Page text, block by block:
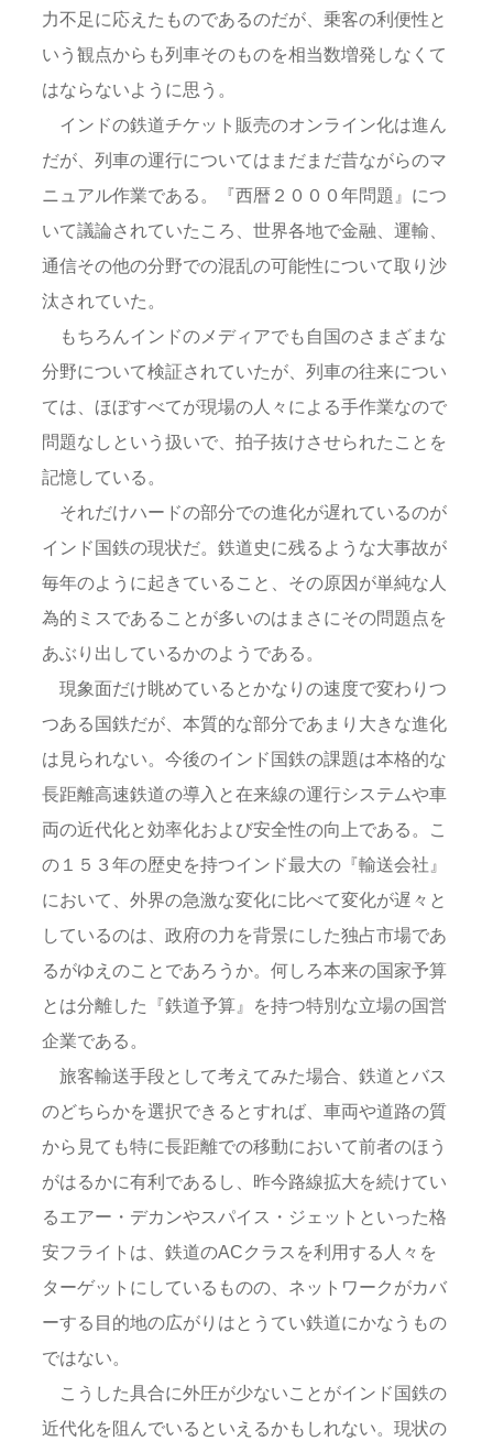
力不足に応えたものであるのだが、乗客の利便性と
いう観点からも列車そのものを相当数増発しなくて
はならないように思う。
インドの鉄道チケット販売のオンライン化は進ん
だが、列車の運行についてはまだまだ昔ながらのマ
ニュアル作業である。『西暦２０００年問題』につ
いて議論されていたころ、世界各地で金融、運輸、
通信その他の分野での混乱の可能性について取り沙
汰されていた。
もちろんインドのメディアでも自国のさまざまな
分野について検証されていたが、列車の往来につい
ては、ほぼすべてが現場の人々による手作業なので
問題なしという扱いで、拍子抜けさせられたことを
記憶している。
それだけハードの部分での進化が遅れているのが
インド国鉄の現状だ。鉄道史に残るような大事故が
毎年のように起きていること、その原因が単純な人
為的ミスであることが多いのはまさにその問題点を
あぶり出しているかのようである。
現象面だけ眺めているとかなりの速度で変わりつ
つある国鉄だが、本質的な部分であまり大きな進化
は見られない。今後のインド国鉄の課題は本格的な
長距離高速鉄道の導入と在来線の運行システムや車
両の近代化と効率化および安全性の向上である。こ
の１５３年の歴史を持つインド最大の『輸送会社』
において、外界の急激な変化に比べて変化が遅々と
しているのは、政府の力を背景にした独占市場であ
るがゆえのことであろうか。何しろ本来の国家予算
とは分離した『鉄道予算』を持つ特別な立場の国営
企業である。
旅客輸送手段として考えてみた場合、鉄道とバス
のどちらかを選択できるとすれば、車両や道路の質
から見ても特に長距離での移動において前者のほう
がはるかに有利であるし、昨今路線拡大を続けてい
るエアー・デカンやスパイス・ジェットといった格
安フライトは、鉄道のACクラスを利用する人々を
ターゲットにしているものの、ネットワークがカバ
ーする目的地の広がりはとうてい鉄道にかなうもの
ではない。
こうした具合に外圧が少ないことがインド国鉄の
近代化を阻んでいるといえるかもしれない。現状の